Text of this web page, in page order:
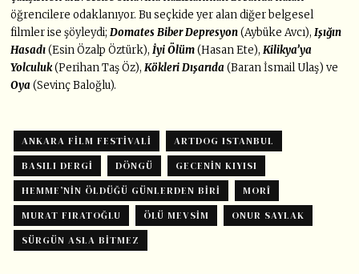
öğrencilere odaklanıyor. Bu seçkide yer alan diğer belgesel
filmler ise şöyleydi;Domates Biber Depresyon(Aybüke Avcı),Işığın
Hasadı(Esin Özalp Öztürk), İyi Ölüm(Hasan Ete),Kilikya’ya
Yolculuk(Perihan Taş Öz), Kökleri Dışarıda (Baran İsmail Ulaş) ve
Oya (Sevinç Baloğlu).
ANKARA FILM FESTIVALI
ARTDOG ISTANBUL
BASILI DERGI
DÖNGÜ
GECENIN KIYISI
HEMME’NIN ÖLDÜĞÜ GÜNLERDEN BIRI
MORÎ
MURAT FIRATOĞLU
ÖLÜ MEVSIM
ONUR SAYLAK
SÜRGÜN ASLA BITMEZ